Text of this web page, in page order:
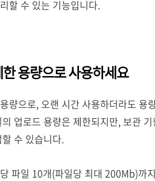
할 수 있는 기능입니다.
용량으로 사용하세요
량으로, 오랜 시간 사용하더라도 용
업로드 용량은 제한되지만, 보관
수 있습니다.
파일 10개(파일당 최대 200Mb)까